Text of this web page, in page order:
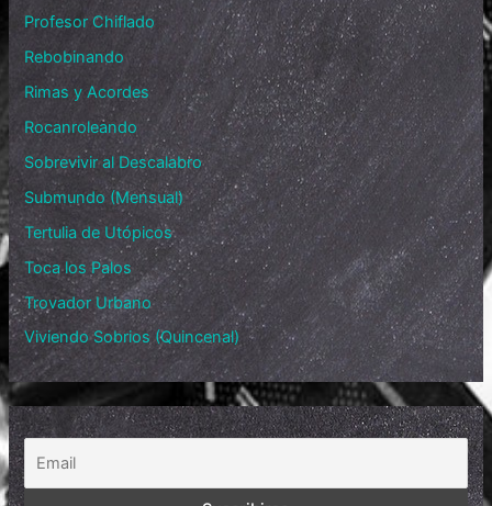
Profesor Chiflado
Rebobinando
Rimas y Acordes
Rocanroleando
Sobrevivir al Descalabro
Submundo (Mensual)
Tertulia de Utópicos
Toca los Palos
Trovador Urbano
Viviendo Sobrios (Quincenal)